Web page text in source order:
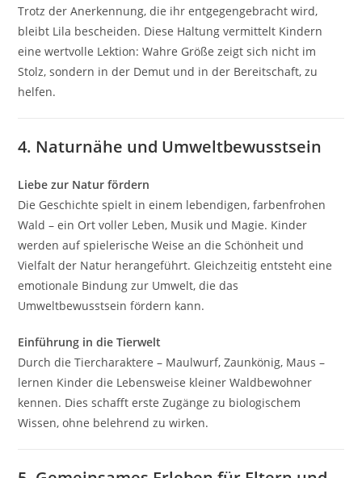
Trotz der Anerkennung, die ihr entgegengebracht wird,
bleibt Lila bescheiden. Diese Haltung vermittelt Kindern
eine wertvolle Lektion: Wahre Größe zeigt sich nicht im
Stolz, sondern in der Demut und in der Bereitschaft, zu
helfen.
4. Naturnähe und Umweltbewusstsein
Liebe zur Natur fördern
Die Geschichte spielt in einem lebendigen, farbenfrohen
Wald – ein Ort voller Leben, Musik und Magie. Kinder
werden auf spielerische Weise an die Schönheit und
Vielfalt der Natur herangeführt. Gleichzeitig entsteht eine
emotionale Bindung zur Umwelt, die das
Umweltbewusstsein fördern kann.
Einführung in die Tierwelt
Durch die Tiercharaktere – Maulwurf, Zaunkönig, Maus –
lernen Kinder die Lebensweise kleiner Waldbewohner
kennen. Dies schafft erste Zugänge zu biologischem
Wissen, ohne belehrend zu wirken.